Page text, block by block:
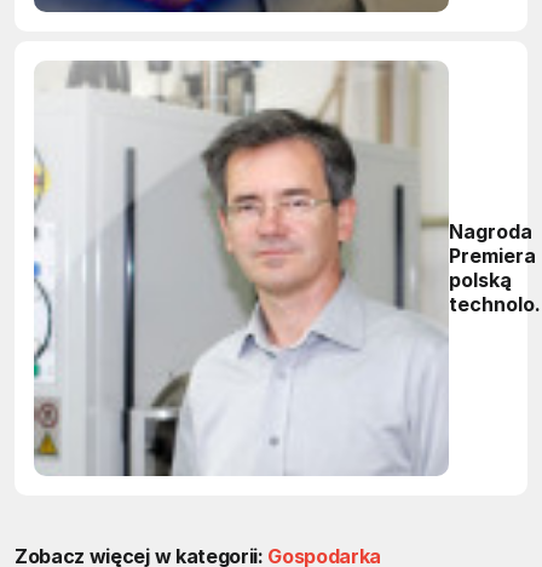
Nagroda
Premiera
polską
Zobacz więcej w kategorii: Gospodarka